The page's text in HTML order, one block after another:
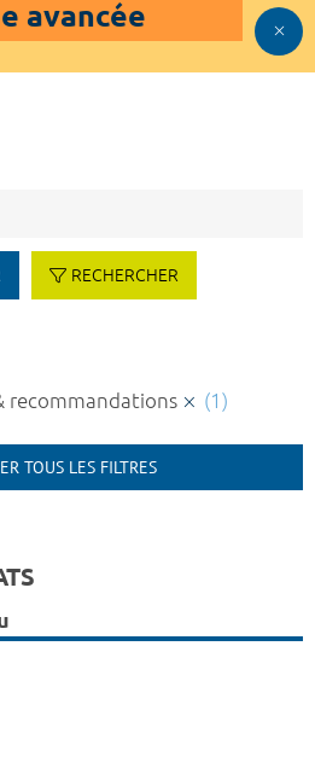
avancée
RECHERCHER
recommandations (1)
TOUS LES FILTRES